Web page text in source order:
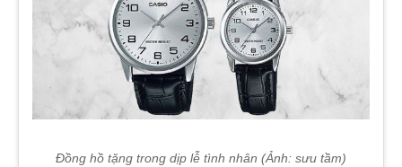
Đồng hồ tặng trong dịp lễ tình nhân (Ảnh: sưu tầm)